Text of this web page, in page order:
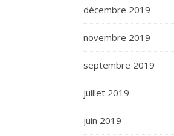
décembre 2019
novembre 2019
septembre 2019
juillet 2019
juin 2019